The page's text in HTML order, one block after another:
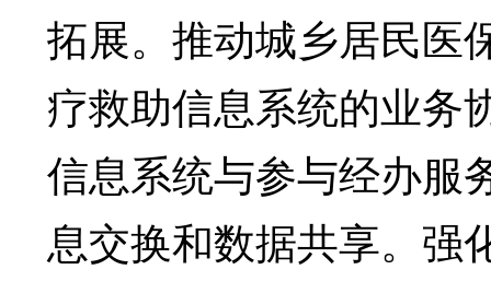
拓展。推动城乡居民医
疗救助信息系统的业务
信息系统与参与经办服
息交换和数据共享。强